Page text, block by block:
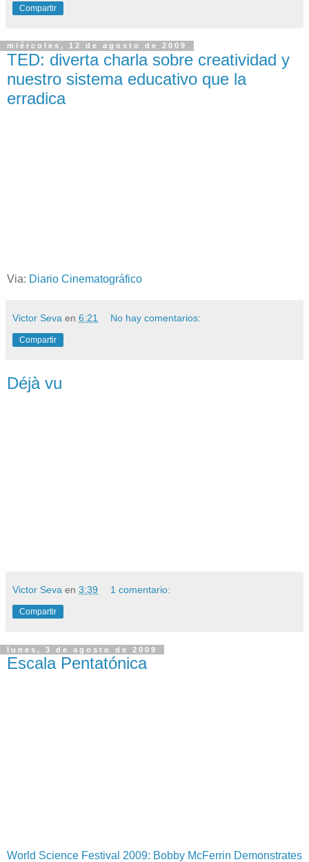
Compartir
miércoles, 12 de agosto de 2009
TED: diverta charla sobre creatividad y
nuestro sistema educativo que la
erradica
Via: Diario Cinematográfico
Victor Seva en 6:21 No hay comentarios:
Compartir
Déjà vu
Victor Seva en 3:39 1 comentario:
Compartir
lunes, 3 de agosto de 2009
Escala Pentatónica
World Science Festival 2009: Bobby McFerrin Demonstrates